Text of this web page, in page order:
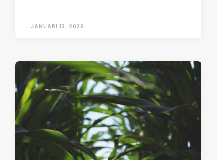
JANUARI 13, 2026